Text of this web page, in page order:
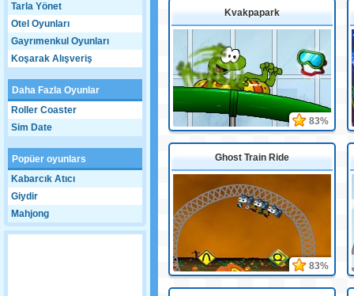
Tarla Yönet
Otel Oyunları
Gayrımenkul Oyunları
Koşarak Alışveriş
Daha Fazla Oyunlar
Roller Coaster
Sim Date
Popüer oyunlars
Kabarcık Atıcı
Giydir
Mahjong
Kvakpapark
83%
Ghost Train Ride
83%